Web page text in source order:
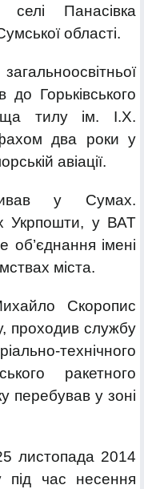
Панасівка
області.
Горьківського
тилу ім. І.Х.
два роки у
авіації.
у Сумах.
Укрпошти, у ВАТ
об’єднання імені
міста.
Скоропис
проходив службу
технічного
ракетного
перебував у зоні
листопада 2014
під час несення